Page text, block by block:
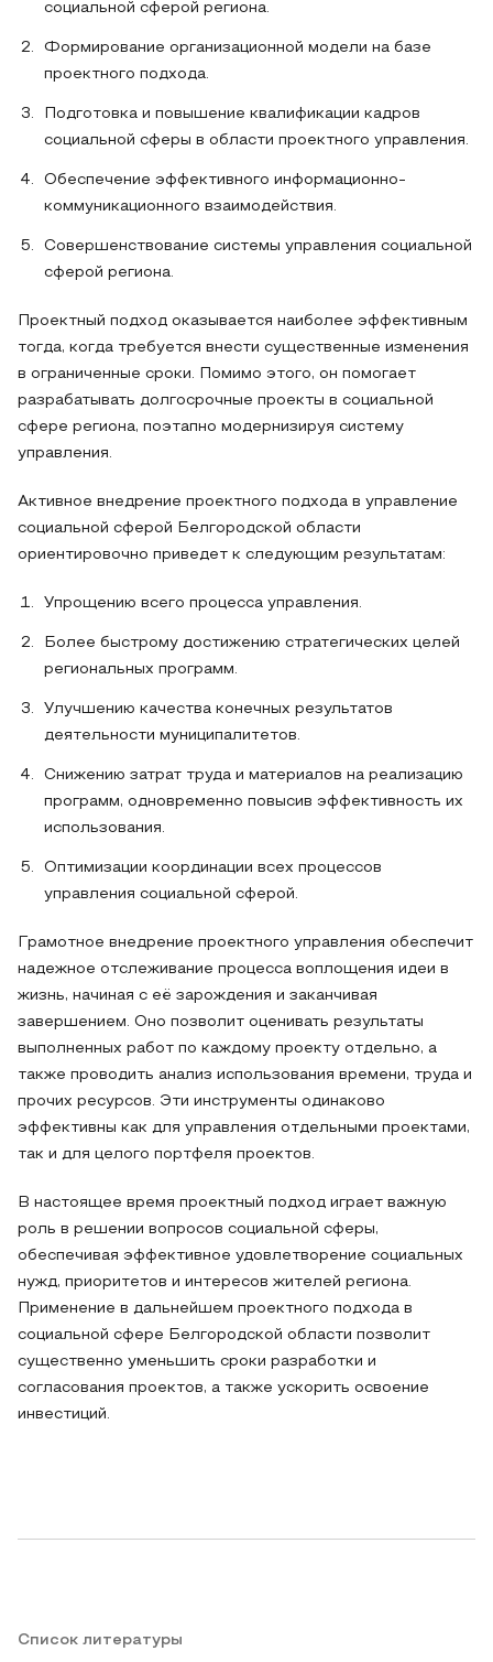
социальной сферой региона.
Формирование организационной модели на базе
проектного подхода.
Подготовка и повышение квалификации кадров
социальной сферы в области проектного управления.
Обеспечение эффективного информационно-
коммуникационного взаимодействия.
Совершенствование системы управления социальной
сферой региона.
Проектный подход оказывается наиболее эффективным
тогда, когда требуется внести существенные изменения
в ограниченные сроки. Помимо этого, он помогает
разрабатывать долгосрочные проекты в социальной
сфере региона, поэтапно модернизируя систему
управления.
Активное внедрение проектного подхода в управление
социальной сферой Белгородской области
ориентировочно приведет к следующим результатам:
Упрощению всего процесса управления.
Более быстрому достижению стратегических целей
региональных программ.
Улучшению качества конечных результатов
деятельности муниципалитетов.
Снижению затрат труда и материалов на реализацию
программ, одновременно повысив эффективность их
использования.
Оптимизации координации всех процессов
управления социальной сферой.
Грамотное внедрение проектного управления обеспечит
надежное отслеживание процесса воплощения идеи в
жизнь, начиная с её зарождения и заканчивая
завершением. Оно позволит оценивать результаты
выполненных работ по каждому проекту отдельно, а
также проводить анализ использования времени, труда и
прочих ресурсов. Эти инструменты одинаково
эффективны как для управления отдельными проектами,
так и для целого портфеля проектов.
В настоящее время проектный подход играет важную
роль в решении вопросов социальной сферы,
обеспечивая эффективное удовлетворение социальных
нужд, приоритетов и интересов жителей региона.
Применение в дальнейшем проектного подхода в
социальной сфере Белгородской области позволит
существенно уменьшить сроки разработки и
согласования проектов, а также ускорить освоение
инвестиций.
Список литературы